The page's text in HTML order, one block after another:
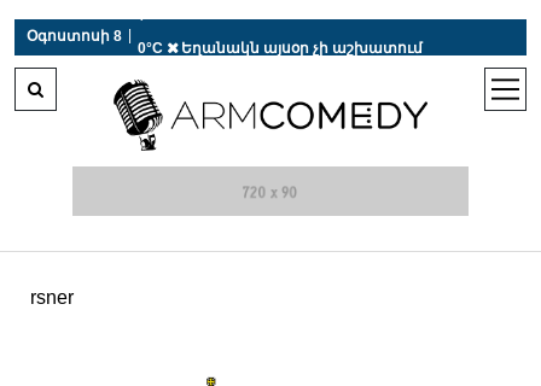
Օգոստոսի 8
 r-auto /  r-auto /  r-au
0°C  Եղանակն այսօր չի աշխատում
open
rsner